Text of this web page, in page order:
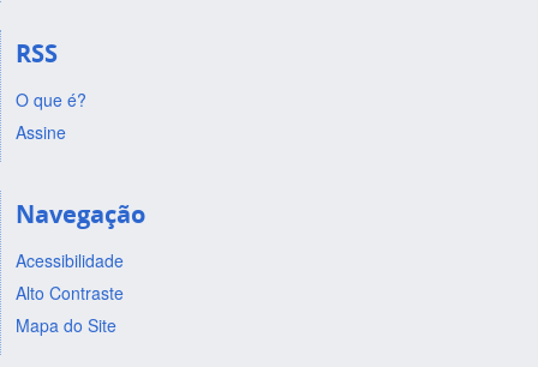
RSS
O que é?
Assine
Navegação
Acessibilidade
Alto Contraste
Mapa do Site